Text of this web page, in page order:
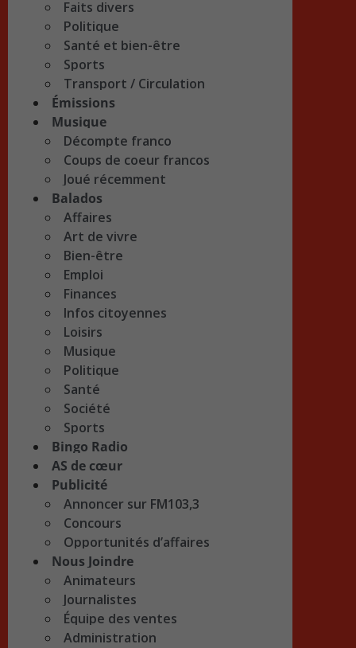
Faits divers
Politique
Santé et bien-être
Sports
Transport / Circulation
Émissions
Musique
Décompte franco
Coups de coeur francos
Joué récemment
Balados
Affaires
Art de vivre
Bien-être
Emploi
Finances
Infos citoyennes
Loisirs
Musique
Politique
Santé
Société
Sports
Bingo Radio
AS de cœur
Publicité
Annoncer sur FM103,3
Concours
Opportunités d’affaires
Nous Joindre
Animateurs
Journalistes
Équipe des ventes
Administration